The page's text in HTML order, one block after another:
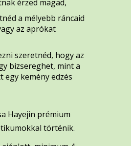
érzed magad,
a mélyebb ráncaid
az aprókat
szeretnéd, hogy az
bizsereghet, mint a
egy kemény edzés
Hayejin prémium
történik.